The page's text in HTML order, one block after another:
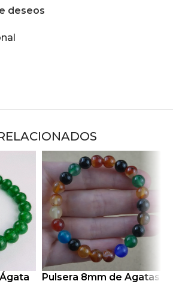
deseos
Pulsera 8mm de Agatas